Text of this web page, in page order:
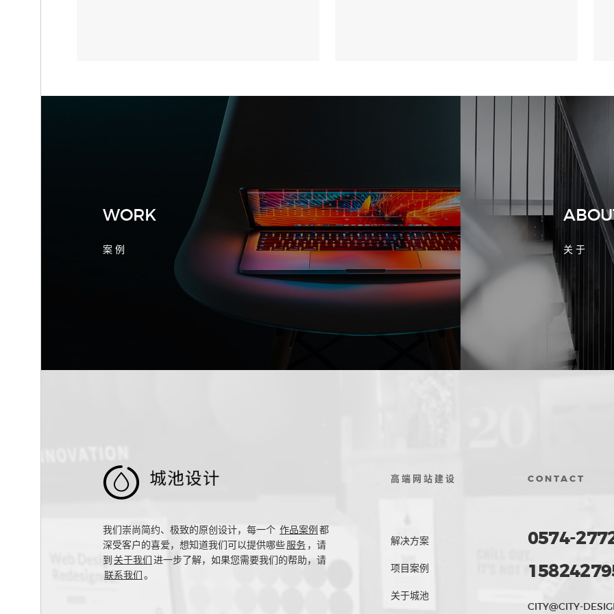
宁波制造业网站建设公司怎么选？先看
WORK
案 例 关 于

我们崇尚简约、极致的原创设计，每一个 作品案例 都
深受客户的喜爱，想知道我们可以提供哪些 服务 ，请
到 关于我们 进一步了解，如果您需要我们的帮助，请
联系我们 。
高端网站建设
解决方案
项目案例
关于城池
CONTACT
0574-
CITY@CITY-